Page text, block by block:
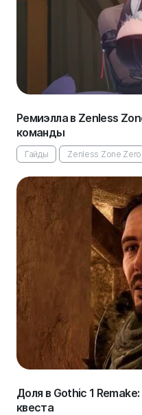
Ремиэлла в Zenless
команды
Гайды Zenless Zone Zero
Доля в Gothic 1
квеста